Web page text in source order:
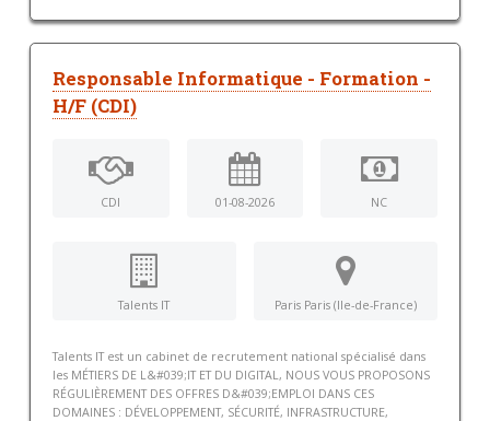
Responsable Informatique - Formation -
H/F (CDI)
CDI 01-08-2026 NC
Talents IT Paris Paris (Ile-de-France)
Talents IT est un cabinet de recrutement national spécialisé dans
les MÉTIERS DE L&#039;IT ET DU DIGITAL, NOUS VOUS PROPOSONS
RÉGULIÈREMENT DES OFFRES D&#039;EMPLOI DANS CES
DOMAINES : DÉVELOPPEMENT, SÉCURITÉ, INFRASTRUCTURE,